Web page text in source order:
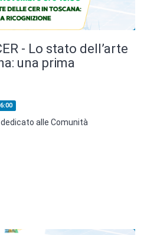
- Lo stato dell’arte
una prima
alle Comunità